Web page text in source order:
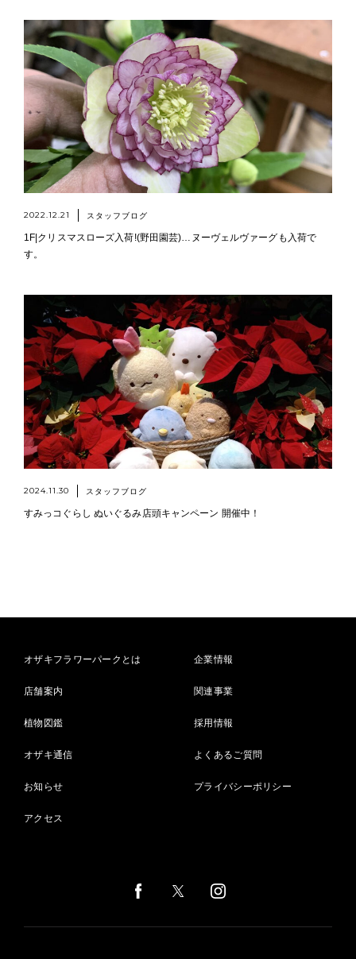
2022.12.21 スタッフブログ
1F|クリスマスローズ入荷!(野田園芸)…ヌーヴェルヴァーグも入荷で
す。
2024.11.30 スタッフブログ
すみっコぐらし ぬいぐるみ店頭キャンペーン 開催中！
オザキフラワーパークとは
店舗案内
植物図鑑
オザキ通信
お知らせ
アクセス
企業情報
関連事業
採用情報
よくあるご質問
プライバシーポリシー